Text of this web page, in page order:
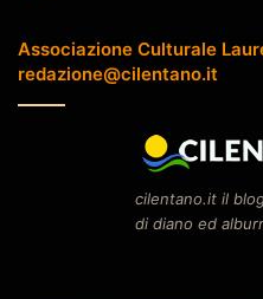
Associazione Culturale
redazione@cilentano.it
cilentano.it il
di diano ed